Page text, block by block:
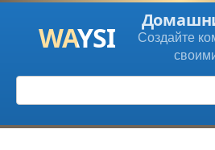
Перейти
контенту
Создайте
Поиск: